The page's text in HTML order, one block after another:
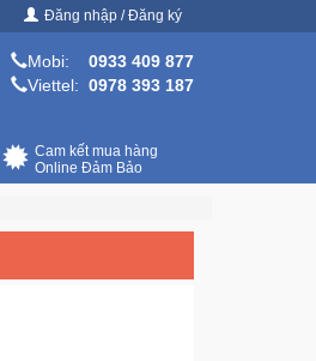
Đăng nhập / Đăng ký
Mobi:
0933 409 877
Viettel: 0978 393 187
Cam kết mua hàng
Online Đảm Bảo